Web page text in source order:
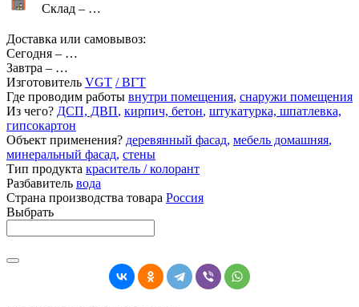
Склад – …
Доставка или самовывоз:
Сегодня – …
Завтра – …
Изготовитель VGT / ВГТ
Где проводим работы внутри помещения, снаружи помещения
Из чего? ДСП, ДВП, кирпич, бетон, штукатурка, шпатлевка,
гипсокартон
Объект применения? деревянный фасад, мебель домашняя,
минеральный фасад, стены
Тип продукта краситель / колорант
Разбавитель вода
Страна производства товара Россия
Выбрать